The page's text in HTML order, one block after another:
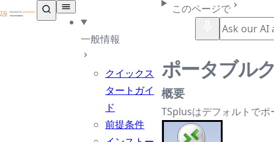
TSplus ドキュメンテーション ®
一般情報
クイックス
タートガイ
ド
前提条件
このページで
ポータブル
概要
TSplusはデフォルトで